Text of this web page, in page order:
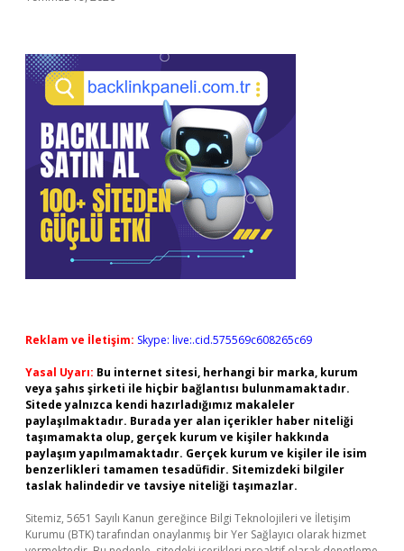
Reklam ve İletişim: Skype: live:.cid.575569c608265c69
Yasal Uyarı: Bu internet sitesi, herhangi bir marka, kurum
veya şahıs şirketi ile hiçbir bağlantısı bulunmamaktadır.
Sitede yalnızca kendi hazırladığımız makaleler
paylaşılmaktadır. Burada yer alan içerikler haber niteliği
taşımamakta olup, gerçek kurum ve kişiler hakkında
paylaşım yapılmamaktadır. Gerçek kurum ve kişiler ile isim
benzerlikleri tamamen tesadüfidir. Sitemizdeki bilgiler
taslak halindedir ve tavsiye niteliği taşımazlar.
Sitemiz, 5651 Sayılı Kanun gereğince Bilgi Teknolojileri ve İletişim
Kurumu (BTK) tarafından onaylanmış bir Yer Sağlayıcı olarak hizmet